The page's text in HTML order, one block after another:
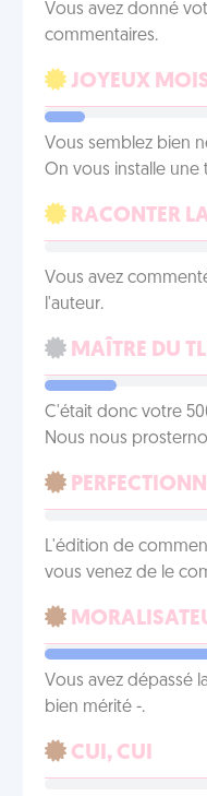
Vous avez donné
commentaires.
JOYEUX
Vous semblez bien
On vous installe une
RACONTER
Vous avez
l'auteur.
MAÎTRE DU
C'était donc votre
Nous nous
L'édition de
vous venez de le
Vous avez dépassé
bien mérité -.
CUI, CUI